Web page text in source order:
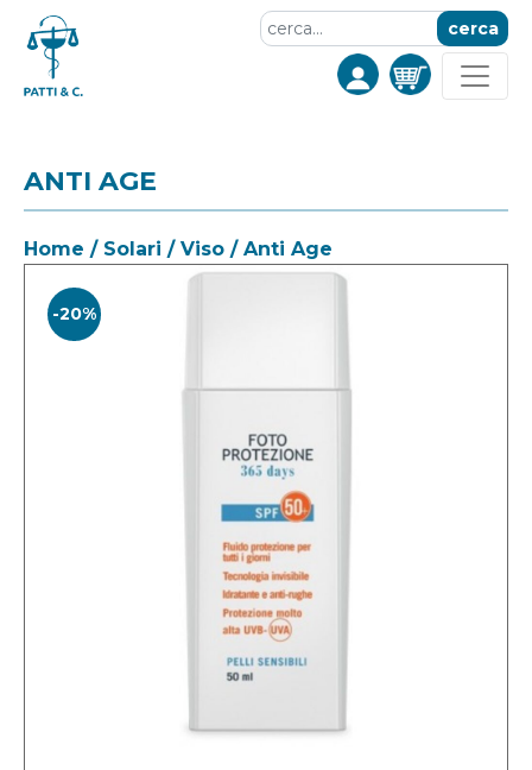
cerca
ANTI AGE
Home / Solari / Viso / Anti Age
-20%